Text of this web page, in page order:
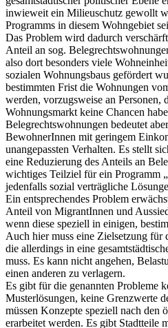
inwieweit ein Milieuschutz gewollt
Programms in diesem Wohngebiet
Das Problem wird dadurch
Anteil an sog.
also dort besonders viele
sozialen Wohnungsbaus gefördert
bestimmten Frist die Wohnungen
werden, vorzugsweise an Personen,
Wohnungsmarkt keine Chancen
Belegrechtswohnungen bedeutet
BewohnerInnen mit geringem
unangepassten Verhalten. Es stellt
eine Reduzierung des Anteils an
wichtiges Teilziel für ein Programm
jedenfalls sozial verträgliche
Ein entsprechendes Problem
Anteil von MigrantInnen und
wenn diese speziell in einigen,
Auch hier muss eine Zielsetzung für
die allerdings in eine
muss. Es kann nicht angehen,
einen anderen zu verlagern.
Es gibt für die genannten Probleme
Musterlösungen, keine Grenzwerte
müssen Konzepte speziell nach den
erarbeitet werden. Es gibt Stadtteile